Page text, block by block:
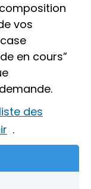
vos
en cours”
liste des
.